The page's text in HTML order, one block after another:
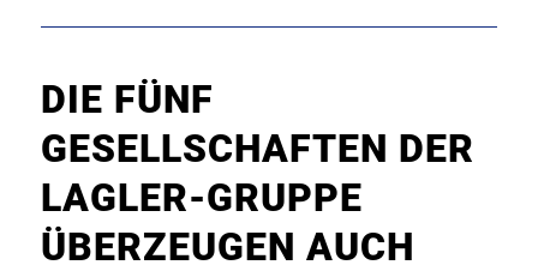
DIE FÜNF
GESELLSCHAFTEN DER
LAGLER-GRUPPE
ÜBERZEUGEN AUCH